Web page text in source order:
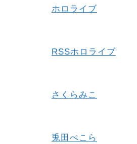
ホロライブ
RSSホロライブ
さくらみこ
兎田ぺこら